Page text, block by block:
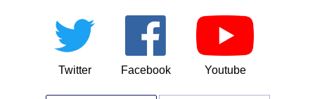
Twitter Facebook Youtube